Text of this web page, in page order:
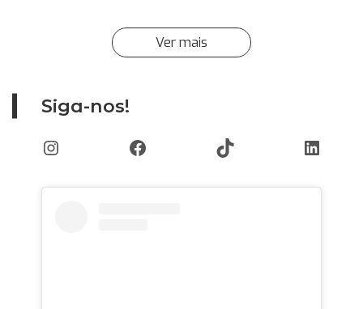
Ver mais
Siga-nos!
InstagramFacebook TikTok